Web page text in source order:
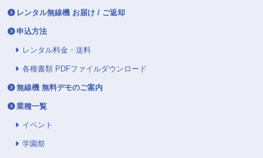
レンタル無線機 お届け / ご返却
申込方法
レンタル料金・送料
各種書類 PDFファイルダウンロード
無線機 無料デモのご案内
業種一覧
イベント
学園祭